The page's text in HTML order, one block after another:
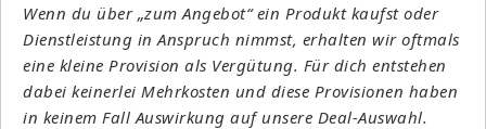
Wenn du über „zum Angebot“ ein Produkt kaufst oder
Dienstleistung in Anspruch nimmst, erhalten wir oftmals
eine kleine Provision als Vergütung. Für dich entstehen
dabei keinerlei Mehrkosten und diese Provisionen haben
in keinem Fall Auswirkung auf unsere Deal-Auswahl.